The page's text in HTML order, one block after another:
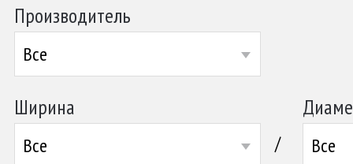
Производитель
Все
Ширина
Все / Все